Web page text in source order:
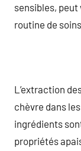
sensibles,
routine de
L’extraction
chèvre dans
ingrédients
propriétés